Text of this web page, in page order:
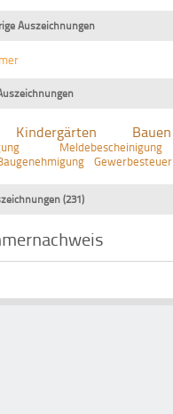
Auszeichnungen
Kindergärten Bauen
Meldebescheinigung
Gewerbesteuer
(231)